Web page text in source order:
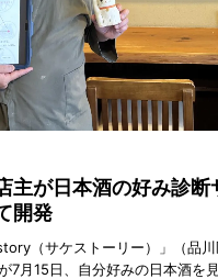
主が日本酒の好み診断
開発
（サケストーリー）」（品川
7月15日、自分好みの日本酒を